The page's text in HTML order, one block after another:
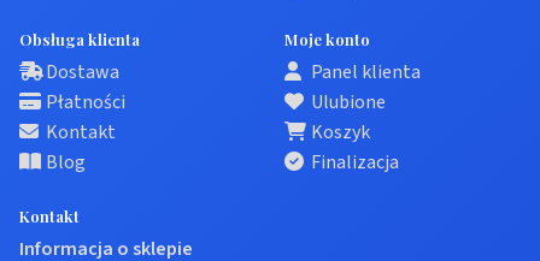
Obsługa klienta
Dostawa
Płatności
Kontakt
Blog
Moje konto
Panel klienta
Ulubione
Koszyk
Finalizacja
Kontakt
Informacja o sklepie